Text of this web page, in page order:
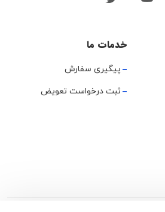
خدمات ما
پیگیری سفارش
ثبت درخواست تعویض